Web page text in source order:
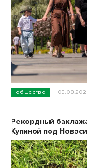
общество
Рекордный
Купиной под